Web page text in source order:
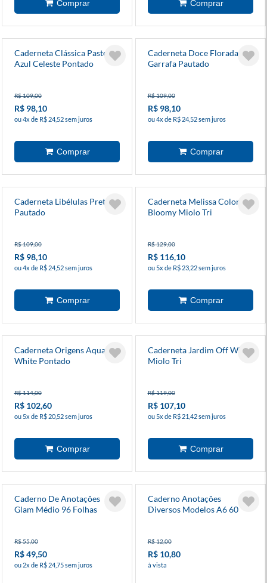
Caderneta Clássica Pastel
Azul Celeste Pontado
R$ 109,00
R$ 98,10
ou 4x de R$ 24,52 sem juros
Caderneta Doce Florada
Garrafa Pautado
R$ 109,00
R$ 98,10
ou 4x de R$ 24,52 sem juros
Caderneta Libélulas Preto
Pautado
R$ 109,00
R$ 98,10
ou 4x de R$ 24,52 sem juros
Caderneta Melissa Color
Bloomy Miolo Tri
R$ 129,00
R$ 116,10
ou 5x de R$ 23,22 sem juros
Caderneta Origens Aqua Off
White Pontado
R$ 114,00
R$ 102,60
ou 5x de R$ 20,52 sem juros
Caderneta Jardim Off White
Miolo Tri
R$ 119,00
R$ 107,10
ou 5x de R$ 21,42 sem juros
Caderno De Anotações
Glam Médio 96 Folhas
R$ 55,00
R$ 49,50
ou 2x de R$ 24,75 sem juros
Caderno Anotações
Diversos Modelos A6 60
R$ 12,00
R$ 10,80
à vista